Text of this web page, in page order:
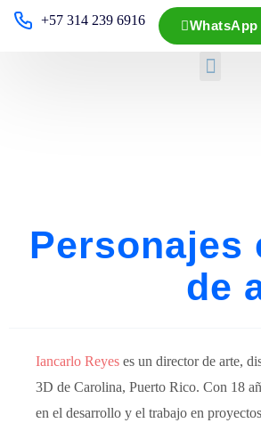
+57 314 239 6916 WhatsApp
Personajes
de
Iancarlo Reyes es un director de arte,
3D de Carolina, Puerto Rico. Con 18
en el desarrollo y el trabajo en